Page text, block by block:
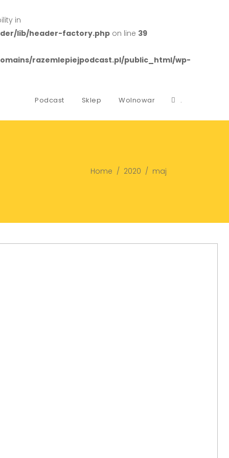
in
lib/header-factory.php on line 39
razemlepiejpodcast.pl/public_html/wp-
Podcast Sklep Wolnowar .
Home / 2020 / maj